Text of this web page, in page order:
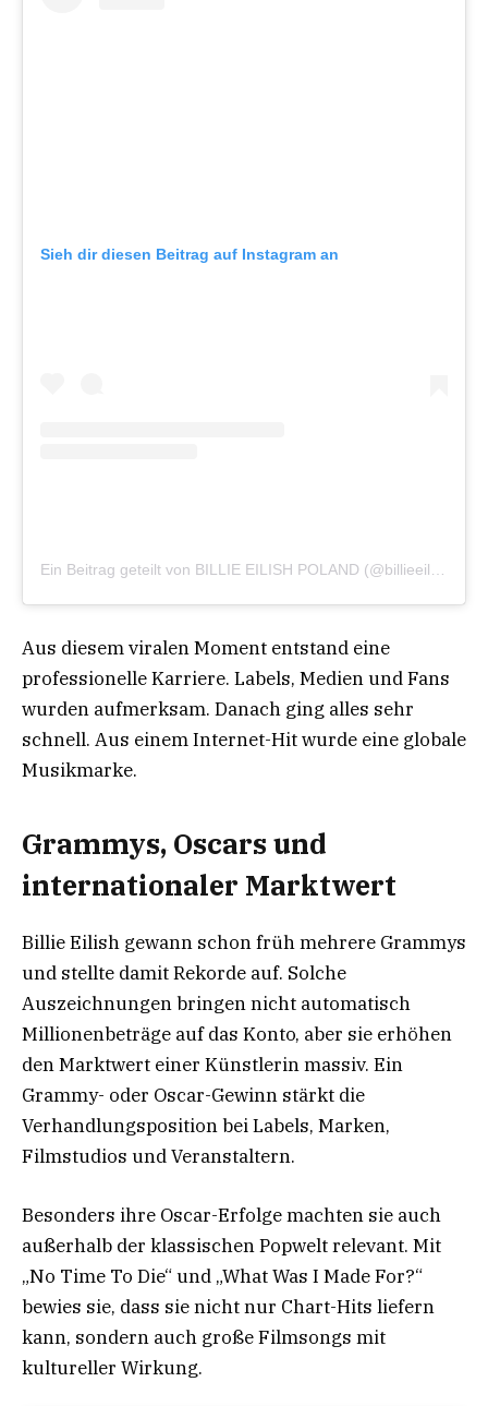
Sieh dir diesen Beitrag auf Instagram an
Ein Beitrag geteilt von BILLIE EILISH POLAND (@billieeiliishpl)
Aus diesem viralen Moment entstand eine
professionelle Karriere. Labels, Medien und Fans
wurden aufmerksam. Danach ging alles sehr
schnell. Aus einem Internet-Hit wurde eine globale
Musikmarke.
Grammys, Oscars und
internationaler Marktwert
Billie Eilish gewann schon früh mehrere Grammys
und stellte damit Rekorde auf. Solche
Auszeichnungen bringen nicht automatisch
Millionenbeträge auf das Konto, aber sie erhöhen
den Marktwert einer Künstlerin massiv. Ein
Grammy- oder Oscar-Gewinn stärkt die
Verhandlungsposition bei Labels, Marken,
Filmstudios und Veranstaltern.
Besonders ihre Oscar-Erfolge machten sie auch
außerhalb der klassischen Popwelt relevant. Mit
„No Time To Die“ und „What Was I Made For?“
bewies sie, dass sie nicht nur Chart-Hits liefern
kann, sondern auch große Filmsongs mit
kultureller Wirkung.